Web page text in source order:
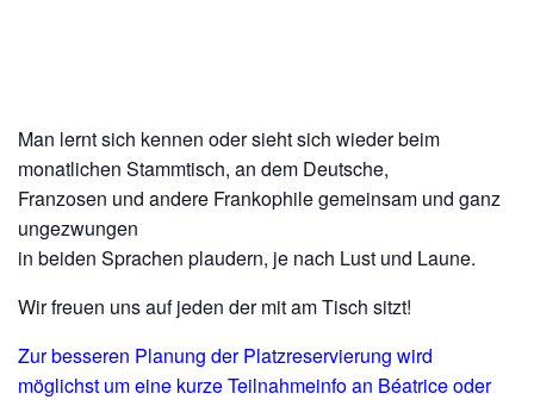
Man lernt sich kennen oder sieht sich wieder beim
monatlichen Stammtisch, an dem Deutsche,
Franzosen und andere Frankophile gemeinsam und ganz
ungezwungen
in beiden Sprachen plaudern, je nach Lust und Laune.
Wir freuen uns auf jeden der mit am Tisch sitzt!
Zur besseren Planung der Platzreservierung wird
möglichst um eine kurze Teilnahmeinfo an Béatrice oder